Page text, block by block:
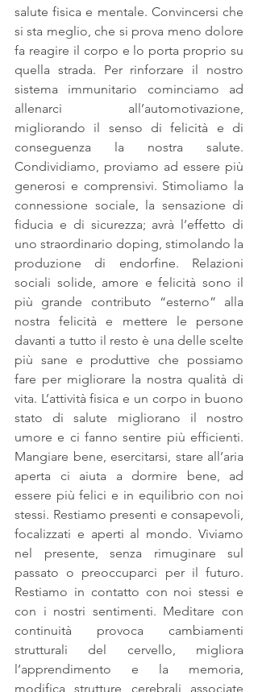
salute fisica e mentale. Convincersi che
si sta meglio, che si prova meno dolore
fa reagire il corpo e lo porta proprio su
quella strada. Per rinforzare il nostro
sistema immunitario cominciamo ad
allenarci all’automotivazione,
migliorando il senso di felicità e di
conseguenza la nostra salute.
Condividiamo, proviamo ad essere più
generosi e comprensivi. Stimoliamo la
connessione sociale, la sensazione di
fiducia e di sicurezza; avrà l’effetto di
uno straordinario doping, stimolando la
produzione di endorfine. Relazioni
sociali solide, amore e felicità sono il
più grande contributo “esterno” alla
nostra felicità e mettere le persone
davanti a tutto il resto è una delle scelte
più sane e produttive che possiamo
fare per migliorare la nostra qualità di
vita. L’attività fisica e un corpo in buono
stato di salute migliorano il nostro
umore e ci fanno sentire più efficienti.
Mangiare bene, esercitarsi, stare all’aria
aperta ci aiuta a dormire bene, ad
essere più felici e in equilibrio con noi
stessi. Restiamo presenti e consapevoli,
focalizzati e aperti al mondo. Viviamo
nel presente, senza rimuginare sul
passato o preoccuparci per il futuro.
Restiamo in contatto con noi stessi e
con i nostri sentimenti. Meditare con
continuità provoca cambiamenti
strutturali del cervello, migliora
l’apprendimento e la memoria,
modifica strutture cerebrali associate